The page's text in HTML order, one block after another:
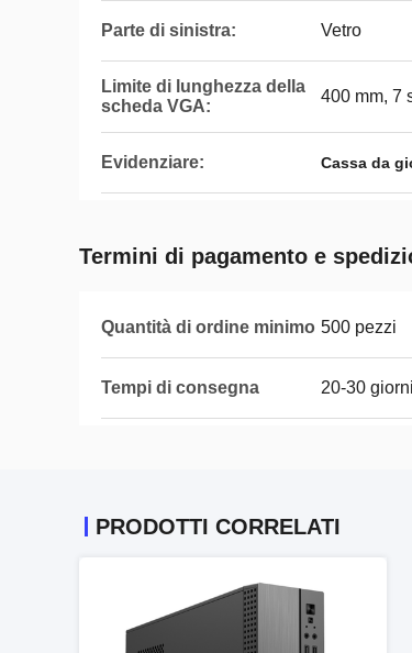
Parte di sinistra: Vetro
Limite di lunghezza della
scheda VGA:
400 mm, 7
Evidenziare: Cassa da
Termini di pagamento e
Quantità di ordine minimo 500 pezzi
Tempi di consegna 20-30
PRODOTTI CORRELATI